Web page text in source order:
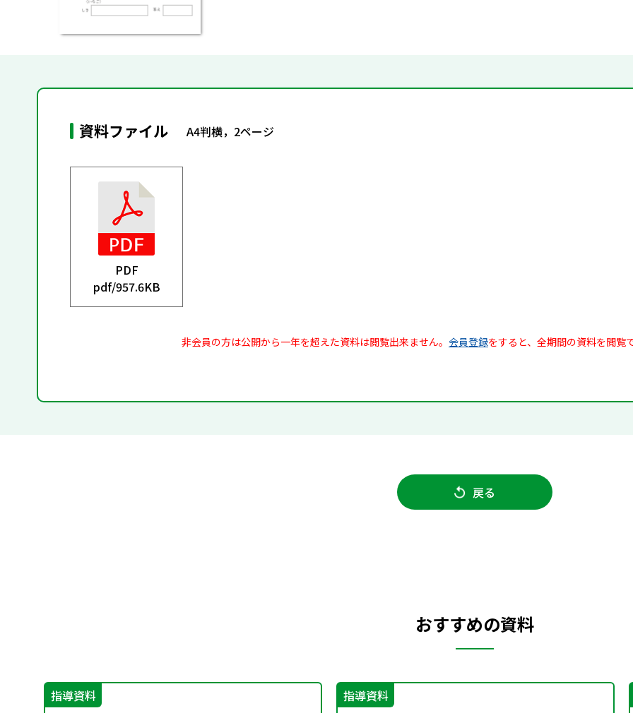
資料ファイル A4判横，2ページ
PDF
pdf/957.6KB
非会員の方は公開から一年を超えた資料は閲覧出来ません。 会員登録をすると、全期間の資料を閲覧
戻る
おすすめの資料
指導資料
指導資料